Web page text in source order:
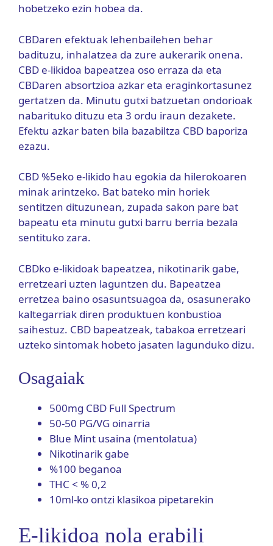
hobetzeko ezin hobea da.
CBDaren efektuak lehenbailehen behar
badituzu, inhalatzea da zure aukerarik onena.
CBD e-likidoa bapeatzea oso erraza da eta
CBDaren absortzioa azkar eta eraginkortasunez
gertatzen da. Minutu gutxi batzuetan ondorioak
nabarituko dituzu eta 3 ordu iraun dezakete.
Efektu azkar baten bila bazabiltza CBD baporiza
ezazu.
CBD %5eko e-likido hau egokia da hilerokoaren
minak arintzeko. Bat bateko min horiek
sentitzen dituzunean, zupada sakon pare bat
bapeatu eta minutu gutxi barru berria bezala
sentituko zara.
CBDko e-likidoak bapeatzea, nikotinarik gabe,
erretzeari uzten laguntzen du. Bapeatzea
erretzea baino osasuntsuagoa da, osasunerako
kaltegarriak diren produktuen konbustioa
saihestuz. CBD bapeatzeak, tabakoa erretzeari
uzteko sintomak hobeto jasaten lagunduko dizu.
Osagaiak
500mg CBD Full Spectrum
50-50 PG/VG oinarria
Blue Mint usaina (mentolatua)
Nikotinarik gabe
%100 beganoa
THC < % 0,2
10ml-ko ontzi klasikoa pipetarekin
E-likidoa nola erabili